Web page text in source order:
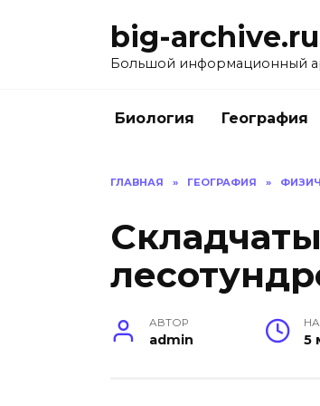
big-archive.ru
Большой информационный
Биология География
ГЛАВНАЯ » ГЕОГРАФИЯ »
АВТОР
admin 5